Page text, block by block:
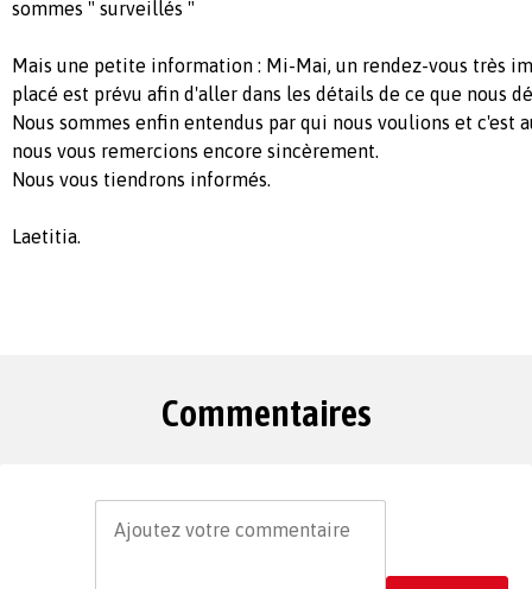
sommes " surveillés "
Mais une petite information : Mi-Mai, un rendez-vous très
placé est prévu afin d'aller dans les détails de ce que nous
Nous sommes enfin entendus par qui nous voulions et c'est
nous vous remercions encore sincèrement.
Nous vous tiendrons informés.
Laetitia.
Commentaires